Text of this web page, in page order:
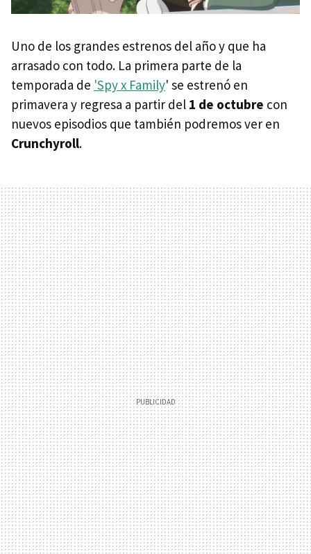
Uno de los grandes estrenos del año y que ha
arrasado con todo. La primera parte de la
temporada de 'Spy x Family' se estrenó en
primavera y regresa a partir del 1 de octubre con
nuevos episodios que también podremos ver en
Crunchyroll.